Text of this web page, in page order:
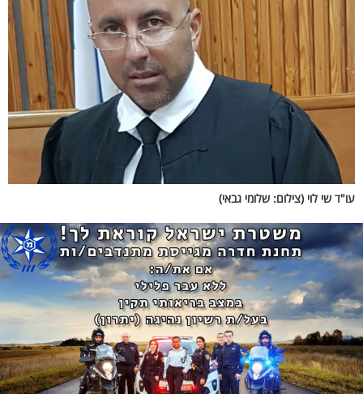
עו"ד שי לוי (צילום: שלומי גבאי)